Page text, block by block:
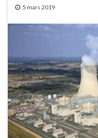
5 mars 2019